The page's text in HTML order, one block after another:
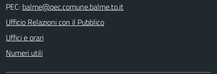
PEC:
Ufficio Relazioni con il Pubblico
Uffici e orari
Numeri utili